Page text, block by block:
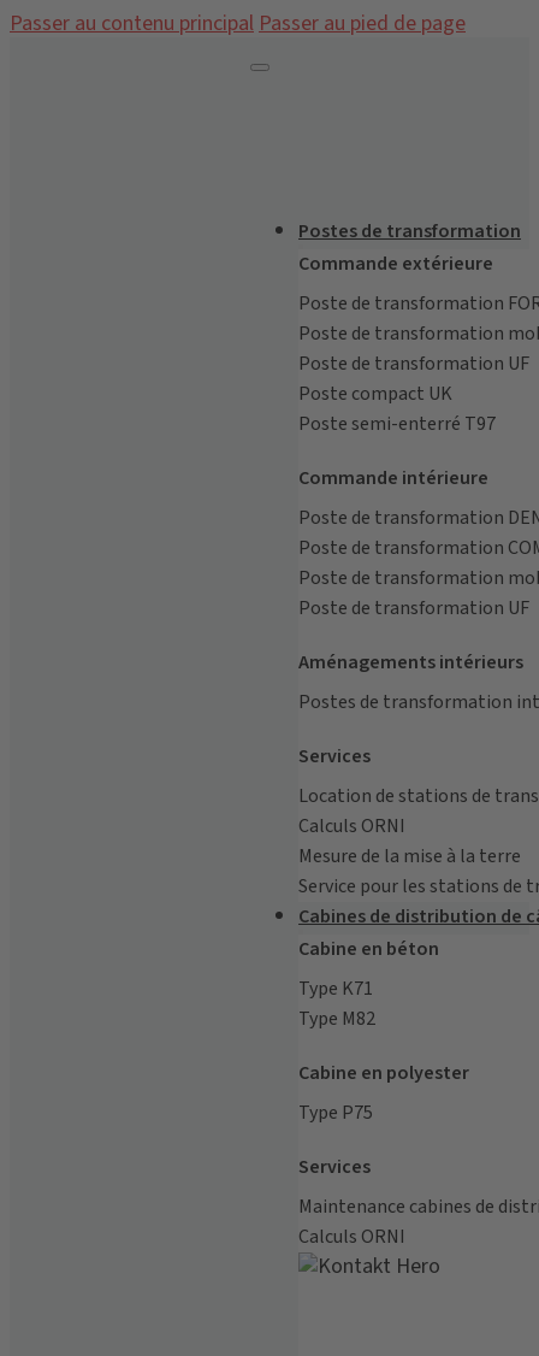
Passer au contenu principalPasser au pied de page
Postes de transformation
Commande extérieure
Poste de transformation
Poste de transformation
Poste de transformation UF
Poste compact UK
Poste semi-enterré T97
Commande intérieure
Poste de transformation
Poste de transformation
Poste de transformation
Poste de transformation UF
Aménagements intérieurs
Postes de transformation
Services
Location de stations de
Calculs ORNI
Mesure de la mise à la terre
Service pour les stations de
Cabines de distribution de
Cabine en béton
Type K71
Type M82
Cabine en polyester
Type P75
Services
Maintenance cabines de
Calculs ORNI